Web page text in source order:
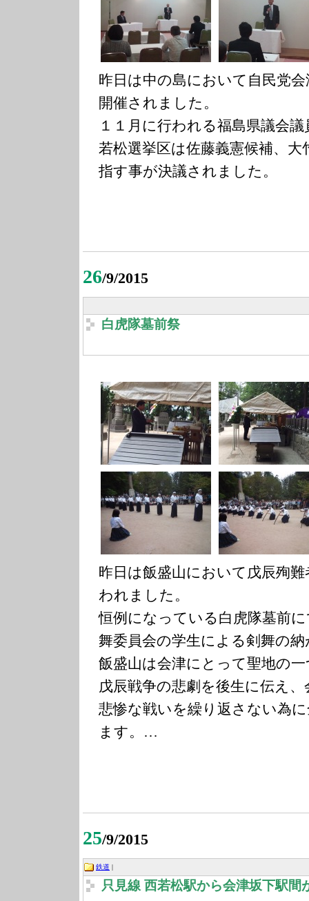
昨日は中の島において自民党
開催されました。
１１月に行われる福島県議会
若松選挙区は佐藤義憲候補、大
指す事が決議されました。
26/9/2015
白虎隊墓前祭
昨日は飯盛山において戊辰殉
われました。
恒例になっている白虎隊墓前
舞委員会の学生による剣舞の
飯盛山は会津にとって聖地の
戊辰戦争の悲劇を後生に伝え
悲惨な戦いを繰り返さない為
ます。…
25/9/2015
鉄道 |
只見線 西若松駅から会津坂下駅間